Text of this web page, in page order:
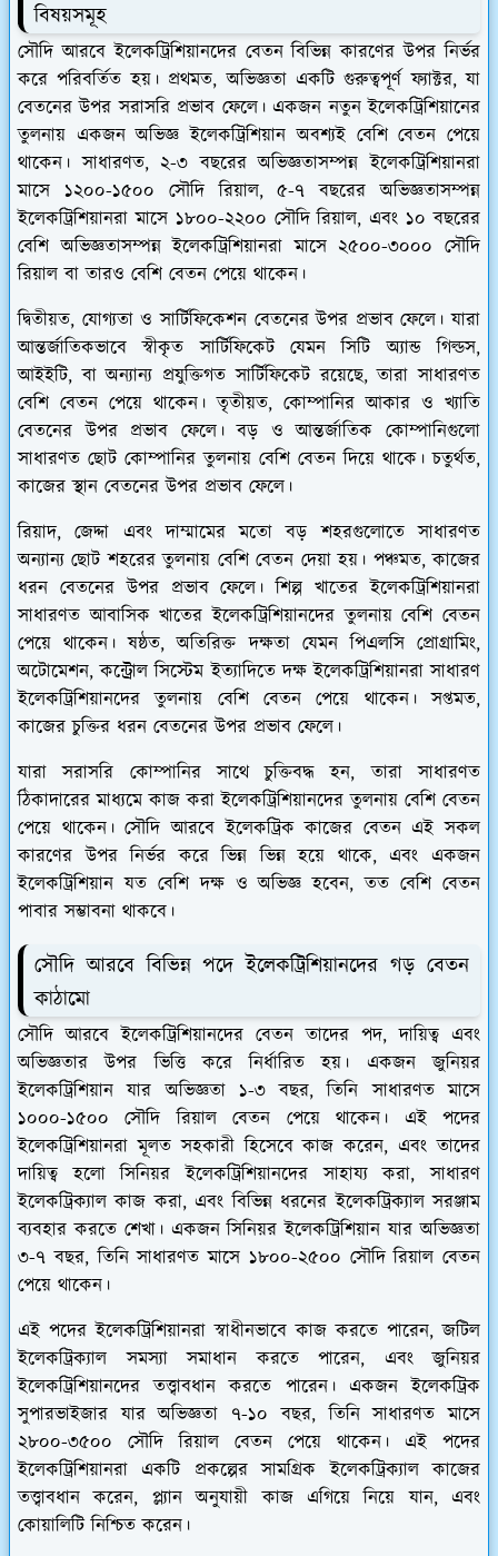
বিষয়সমূহ
সৌদি আরবে ইলেকট্রিশিয়ানদের বেতন বিভিন্ন কারণের উপর নির্ভর
করে পরিবর্তিত হয়। প্রথমত, অভিজ্ঞতা একটি গুরুত্বপূর্ণ ফ্যাক্টর, যা
বেতনের উপর সরাসরি প্রভাব ফেলে। একজন নতুন ইলেকট্রিশিয়ানের
তুলনায় একজন অভিজ্ঞ ইলেকট্রিশিয়ান অবশ্যই বেশি বেতন পেয়ে
থাকেন। সাধারণত, ২-৩ বছরের অভিজ্ঞতাসম্পন্ন ইলেকট্রিশিয়ানরা
মাসে ১২০০-১৫০০ সৌদি রিয়াল, ৫-৭ বছরের অভিজ্ঞতাসম্পন্ন
ইলেকট্রিশিয়ানরা মাসে ১৮০০-২২০০ সৌদি রিয়াল, এবং ১০ বছরের
বেশি অভিজ্ঞতাসম্পন্ন ইলেকট্রিশিয়ানরা মাসে ২৫০০-৩০০০ সৌদি
রিয়াল বা তারও বেশি বেতন পেয়ে থাকেন।
দ্বিতীয়ত, যোগ্যতা ও সার্টিফিকেশন বেতনের উপর প্রভাব ফেলে। যারা
আন্তর্জাতিকভাবে স্বীকৃত সার্টিফিকেট যেমন সিটি অ্যান্ড গিল্ডস,
আইইটি, বা অন্যান্য প্রযুক্তিগত সার্টিফিকেট রয়েছে, তারা সাধারণত
বেশি বেতন পেয়ে থাকেন। তৃতীয়ত, কোম্পানির আকার ও খ্যাতি
বেতনের উপর প্রভাব ফেলে। বড় ও আন্তর্জাতিক কোম্পানিগুলো
সাধারণত ছোট কোম্পানির তুলনায় বেশি বেতন দিয়ে থাকে। চতুর্থত,
কাজের স্থান বেতনের উপর প্রভাব ফেলে।
রিয়াদ, জেদ্দা এবং দাম্মামের মতো বড় শহরগুলোতে সাধারণত
অন্যান্য ছোট শহরের তুলনায় বেশি বেতন দেয়া হয়। পঞ্চমত, কাজের
ধরন বেতনের উপর প্রভাব ফেলে। শিল্প খাতের ইলেকট্রিশিয়ানরা
সাধারণত আবাসিক খাতের ইলেকট্রিশিয়ানদের তুলনায় বেশি বেতন
পেয়ে থাকেন। ষষ্ঠত, অতিরিক্ত দক্ষতা যেমন পিএলসি প্রোগ্রামিং,
অটোমেশন, কন্ট্রোল সিস্টেম ইত্যাদিতে দক্ষ ইলেকট্রিশিয়ানরা সাধারণ
ইলেকট্রিশিয়ানদের তুলনায় বেশি বেতন পেয়ে থাকেন। সপ্তমত,
কাজের চুক্তির ধরন বেতনের উপর প্রভাব ফেলে।
যারা সরাসরি কোম্পানির সাথে চুক্তিবদ্ধ হন, তারা সাধারণত
ঠিকাদারের মাধ্যমে কাজ করা ইলেকট্রিশিয়ানদের তুলনায় বেশি বেতন
পেয়ে থাকেন। সৌদি আরবে ইলেকট্রিক কাজের বেতন এই সকল
কারণের উপর নির্ভর করে ভিন্ন ভিন্ন হয়ে থাকে, এবং একজন
ইলেকট্রিশিয়ান যত বেশি দক্ষ ও অভিজ্ঞ হবেন, তত বেশি বেতন
পাবার সম্ভাবনা থাকবে।
সৌদি আরবে বিভিন্ন পদে ইলেকট্রিশিয়ানদের গড় বেতন
কাঠামো
সৌদি আরবে ইলেকট্রিশিয়ানদের বেতন তাদের পদ, দায়িত্ব এবং
অভিজ্ঞতার উপর ভিত্তি করে নির্ধারিত হয়। একজন জুনিয়র
ইলেকট্রিশিয়ান যার অভিজ্ঞতা ১-৩ বছর, তিনি সাধারণত মাসে
১০০০-১৫০০ সৌদি রিয়াল বেতন পেয়ে থাকেন। এই পদের
ইলেকট্রিশিয়ানরা মূলত সহকারী হিসেবে কাজ করেন, এবং তাদের
দায়িত্ব হলো সিনিয়র ইলেকট্রিশিয়ানদের সাহায্য করা, সাধারণ
ইলেকট্রিক্যাল কাজ করা, এবং বিভিন্ন ধরনের ইলেকট্রিক্যাল সরঞ্জাম
ব্যবহার করতে শেখা। একজন সিনিয়র ইলেকট্রিশিয়ান যার অভিজ্ঞতা
৩-৭ বছর, তিনি সাধারণত মাসে ১৮০০-২৫০০ সৌদি রিয়াল বেতন
পেয়ে থাকেন।
এই পদের ইলেকট্রিশিয়ানরা স্বাধীনভাবে কাজ করতে পারেন, জটিল
ইলেকট্রিক্যাল সমস্যা সমাধান করতে পারেন, এবং জুনিয়র
ইলেকট্রিশিয়ানদের তত্ত্বাবধান করতে পারেন। একজন ইলেকট্রিক
সুপারভাইজার যার অভিজ্ঞতা ৭-১০ বছর, তিনি সাধারণত মাসে
২৮০০-৩৫০০ সৌদি রিয়াল বেতন পেয়ে থাকেন। এই পদের
ইলেকট্রিশিয়ানরা একটি প্রকল্পের সামগ্রিক ইলেকট্রিক্যাল কাজের
তত্ত্বাবধান করেন, প্ল্যান অনুযায়ী কাজ এগিয়ে নিয়ে যান, এবং
কোয়ালিটি নিশ্চিত করেন।